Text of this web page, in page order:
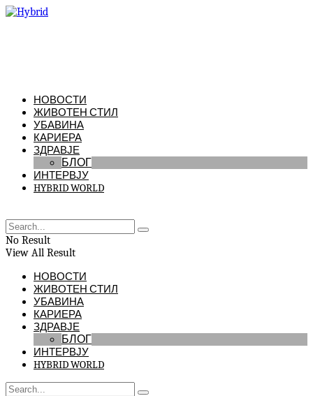
НОВОСТИ
ЖИВОТЕН СТИЛ
УБАВИНА
КАРИЕРА
ЗДРАВЈЕ
БЛОГ
ИНТЕРВЈУ
HYBRID WORLD
No Result
View All Result
НОВОСТИ
ЖИВОТЕН СТИЛ
УБАВИНА
КАРИЕРА
ЗДРАВЈЕ
БЛОГ
ИНТЕРВЈУ
HYBRID WORLD